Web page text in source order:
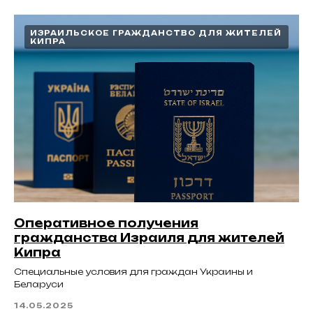
ИЗРАИЛЬСКОЕ ГРАЖДАНСТВО ДЛЯ ЖИТЕЛЕЙ
КИПРА
Оперативное получения
гражданства Израиля для жителей
Кипра
Специальные условия для граждан Украины и
Беларуси
14.05.2025